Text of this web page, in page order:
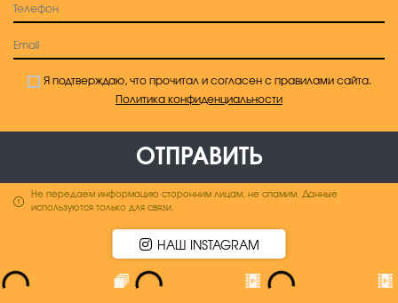
Я подтверждаю, что прочитал и согласен с правилами сайта.
Политика конфиденциальности
ОТПРАВИТЬ
Не передаем информацию сторонним лицам, не спамим. Данные
используются только для связи.
НАШ INSTAGRAM